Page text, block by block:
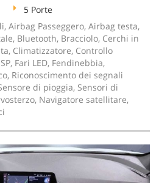
5 Porte
Airbag Passeggero, Airbag testa,
Bluetooth, Bracciolo, Cerchi in
Climatizzatore, Controllo
Fari LED, Fendinebbia,
Riconoscimento dei segnali
di pioggia, Sensori di
Navigatore satellitare,